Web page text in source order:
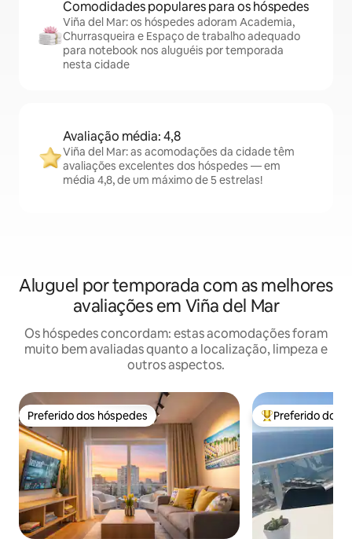
Comodidades populares para os hóspedes
Viña del Mar: os hóspedes adoram Academia,
Churrasqueira e Espaço de trabalho adequado
para notebook nos aluguéis por temporada
nesta cidade
Avaliação média: 4,8
Viña del Mar: as acomodações da cidade têm
avaliações excelentes dos hóspedes — em
média 4,8, de um máximo de 5 estrelas!
Aluguel por temporada com as melhores
avaliações em Viña del Mar
Os hóspedes concordam: estas acomodações foram
muito bem avaliadas quanto a localização, limpeza e
outros aspectos.
Preferido dos hóspedes
Preferido dos hóspedes Entre os
Preferido dos